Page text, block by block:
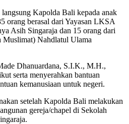
Kapolda Bali kepada anak
orang berasal dari Yayasan LKSA
Asih Singaraja dan 15 orang dari
Nahdlatul Ulama
Dhanuardana, S.I.K., M.H.,
serta menyerahkan bantuan
kemanusiaan untuk negeri.
setelah Kapolda Bali melakukan
gereja/chapel di Sekolah